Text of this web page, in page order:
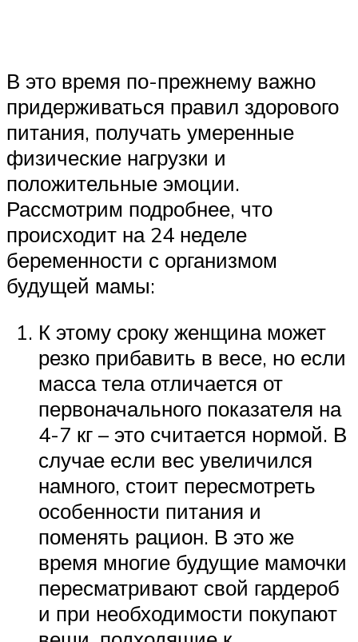
В это время по-прежнему важно
придерживаться правил здорового
питания, получать умеренные
физические нагрузки и
положительные эмоции.
Рассмотрим подробнее, что
происходит на 24 неделе
беременности с организмом
будущей мамы:
К этому сроку женщина может
резко прибавить в весе, но если
масса тела отличается от
первоначального показателя на
4-7 кг – это считается нормой. В
случае если вес увеличился
намного, стоит пересмотреть
особенности питания и
поменять рацион. В это же
время многие будущие мамочки
пересматривают свой гардероб
и при необходимости покупают